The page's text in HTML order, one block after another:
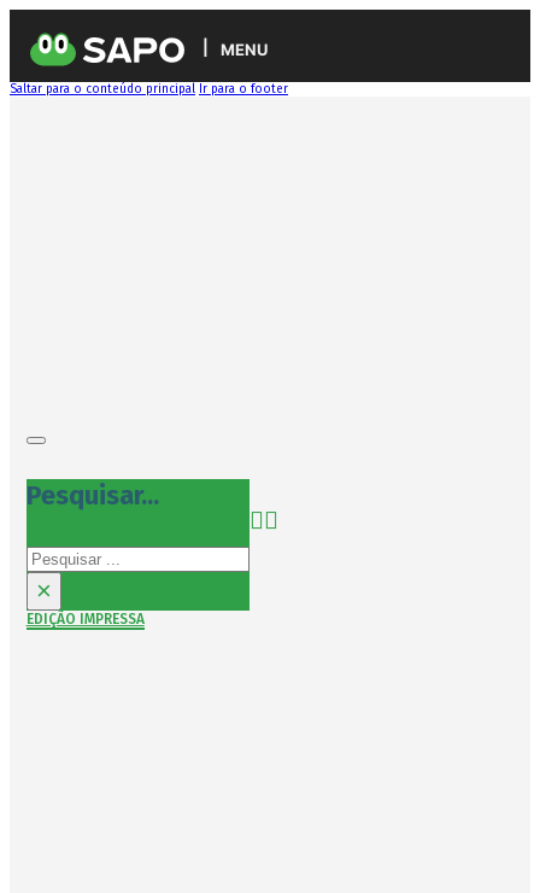
MENU
Saltar para o conteúdo principal Ir para o footer
Pesquisar...
Pesquisar
×
EDIÇÃO IMPRESSA